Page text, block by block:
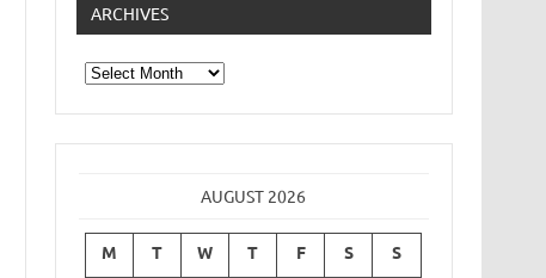
ARCHIVES
Archives
AUGUST 2026
M T W T F S S